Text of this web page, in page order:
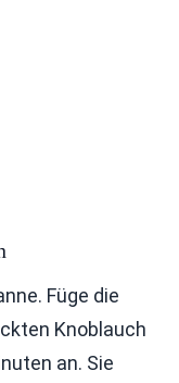
Füge die
Knoblauch
an. Sie